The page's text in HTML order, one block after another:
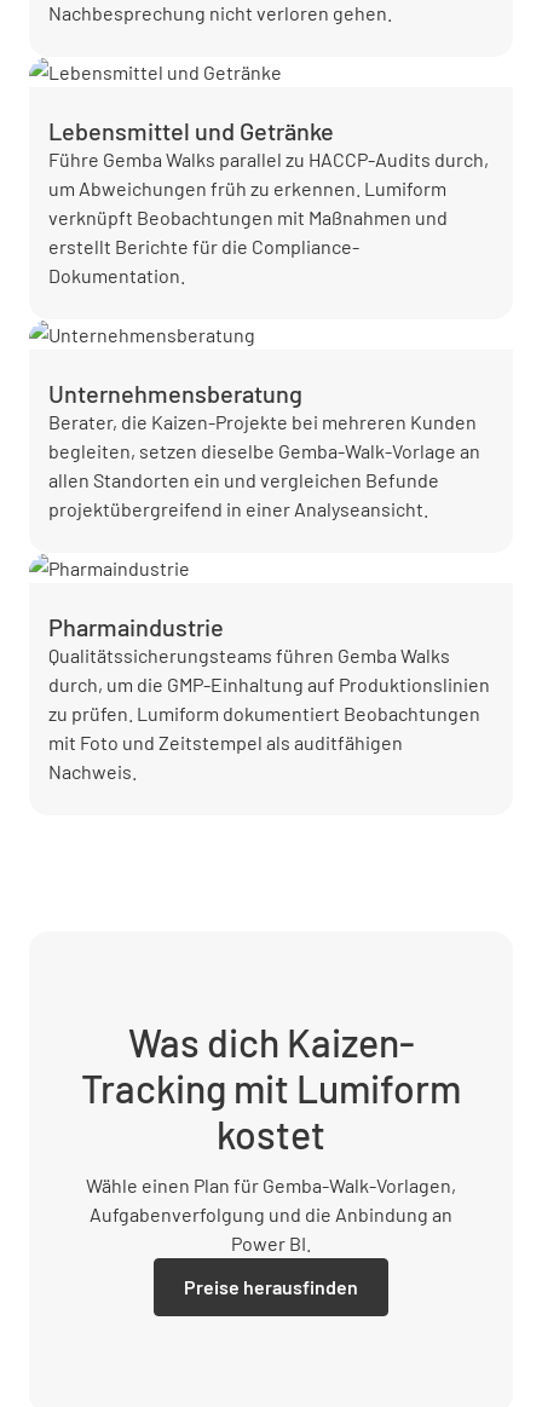
Nachbesprechung nicht verloren gehen.
Lebensmittel und Getränke
Führe Gemba Walks parallel zu HACCP-Audits durch,
um Abweichungen früh zu erkennen. Lumiform
verknüpft Beobachtungen mit Maßnahmen und
erstellt Berichte für die Compliance-
Dokumentation.
Unternehmensberatung
Berater, die Kaizen-Projekte bei mehreren Kunden
begleiten, setzen dieselbe Gemba-Walk-Vorlage an
allen Standorten ein und vergleichen Befunde
projektübergreifend in einer Analyseansicht.
Pharmaindustrie
Qualitätssicherungsteams führen Gemba Walks
durch, um die GMP-Einhaltung auf Produktionslinien
zu prüfen. Lumiform dokumentiert Beobachtungen
mit Foto und Zeitstempel als auditfähigen
Nachweis.
Was dich Kaizen-
Tracking mit Lumiform
kostet
Wähle einen Plan für Gemba-Walk-Vorlagen,
Aufgabenverfolgung und die Anbindung an
Power BI.
Preise herausfinden